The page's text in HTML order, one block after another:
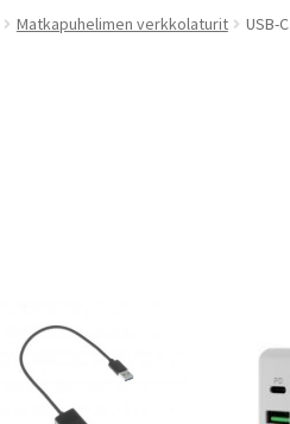
Matkapuhelimen verkkolaturit USB-C